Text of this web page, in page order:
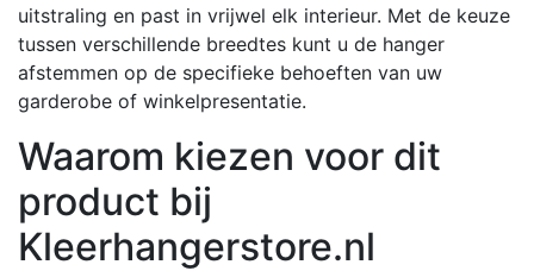
uitstraling en past in vrijwel elk interieur. Met de keuze
tussen verschillende breedtes kunt u de hanger
afstemmen op de specifieke behoeften van uw
garderobe of winkelpresentatie.
Waarom kiezen voor dit
product bij
Kleerhangerstore.nl